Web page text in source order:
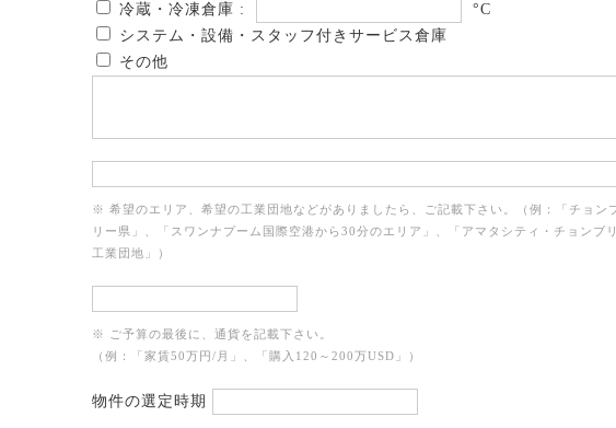
冷蔵・冷凍倉庫 :
°C
システム・設備・スタッフ付きサービス倉庫
その他
※ 希望のエリア、希望の工業団地などがありましたら、ご記載下さい。（例：「チョン
リー県」、「スワンナプーム国際空港から30分のエリア」、「アマタシティ・チョンブ
工業団地」）
※ ご予算の最後に、通貨を記載下さい。
（例：「家賃50万円/月」、「購入120～200万USD」）
物件の選定時期